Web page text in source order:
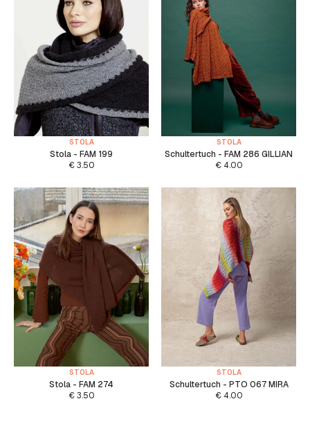
STOLA
Stola - FAM 199
€3.50
STOLA
Schultertuch - FAM 286 GILLIAN
€4.00
STOLA
Stola - FAM 274
€3.50
STOLA
Schultertuch - PTO 067 MIRA
€4.00